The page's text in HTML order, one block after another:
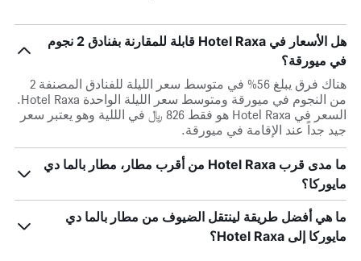
هل الأسعار في Hotel Raxa قابلة للمقارنة بفنادق 2 نجوم
في ميورقة؟
هناك فرق يبلغ 56% في متوسط ​​سعر الليلة للفنادق المصنفة 2
من النجوم في ميورقة ومتوسط ​​سعر الليلة الواحدة Hotel Raxa.
السعر في Hotel Raxa هو فقط 826 ﷼ في الللية وهو يعتبر سعر
جيد جداً عند الإقامة في ميورقة.
ما مدى قرب Hotel Raxa من أقرب مطار، مطار بالما دي
مايوركا؟
ما هي أفضل طريقة لينتقل الضيوف من مطار بالما دي
مايوركا إلى Hotel Raxa؟